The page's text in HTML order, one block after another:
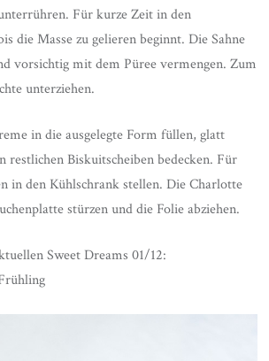
Für kurze Zeit in den
die Masse zu gelieren beginnt. Die Sahne
vorsichtig mit dem Püree vermengen. Zum
unterziehen.
in die ausgelegte Form füllen, glatt
restlichen Biskuitscheiben bedecken. Für
in den Kühlschrank stellen. Die Charlotte
stürzen und die Folie abziehen.
Sweet Dreams 01/12: